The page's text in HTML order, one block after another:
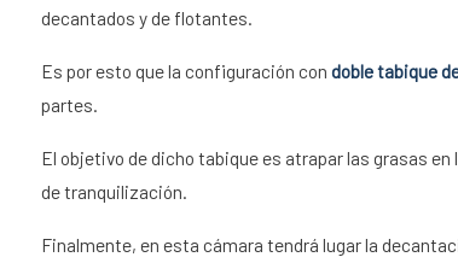
decantados y de flotantes.
Es por esto que la configuración con doble tabique
partes.
El objetivo de dicho tabique es atrapar las grasas
de tranquilización.
Finalmente, en esta cámara tendrá lugar la